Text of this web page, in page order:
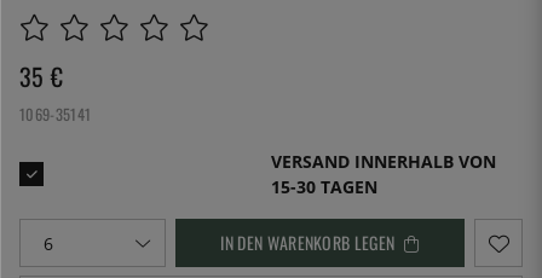
35 €
1069-35141
VERSAND INNERHALB VON
15-30 TAGEN
IN DEN WARENKORB LEGEN